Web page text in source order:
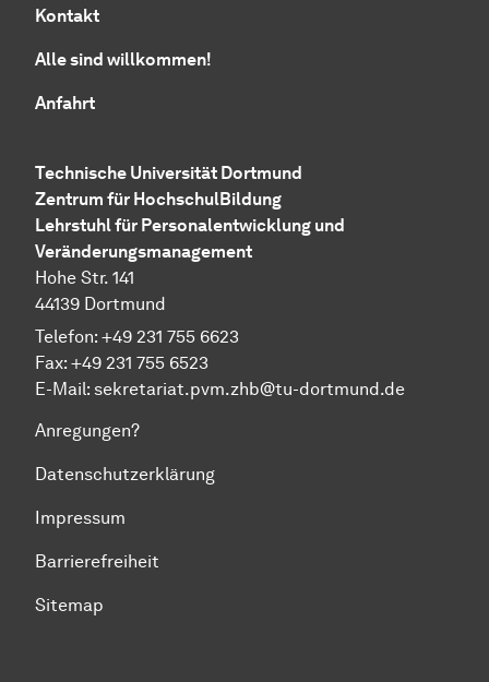
Kontakt
Alle sind willkommen!
Anfahrt
Technische Uni­ver­si­tät Dort­mund
Zen­trum für Hoch­schul­Bil­dung
Lehrstuhl für Personalentwicklung und
Veränderungsmanagement
Hohe Str. 141
44139 Dort­mund
Telefon: +49 231 755 6623
Fax: +49 231 755 6523
E-Mail: sekretariat.pvm.zhb@tu-dortmund.de
Anregungen?
Datenschutzerklärung
Impressum
Barrierefreiheit
Sitemap